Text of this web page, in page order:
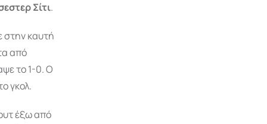
Σίτι.
στην καυτή
από
το 1-0. Ο
γκολ.
έξω από